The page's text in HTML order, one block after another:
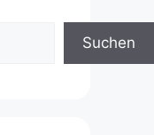
Suchen